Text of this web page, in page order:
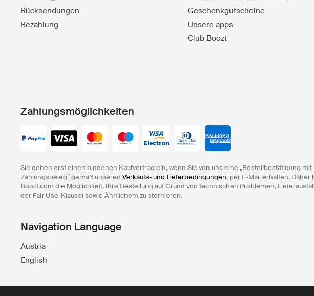
Rücksendungen
Bezahlung
Geschenkgutscheine
Unsere apps
Club Boozt
Zahlungsmöglichkeiten
Sie gehen erst einen bindenen Kaufvertrag ein, wenn Sie von uns eine „Bestellbestätigung mit
Zahlungsbeleg” gemäß unseren Verkaufs- und Lieferbedingungen. per E-Mail erhalten. Daher
Boozt.com die Möglichkeit, Ihre Bestellung auf Grund von technischen Problemen,
der Fair Use-Klausel sowie Ähnlichem zu stornieren.
Navigation Language
Austria
English